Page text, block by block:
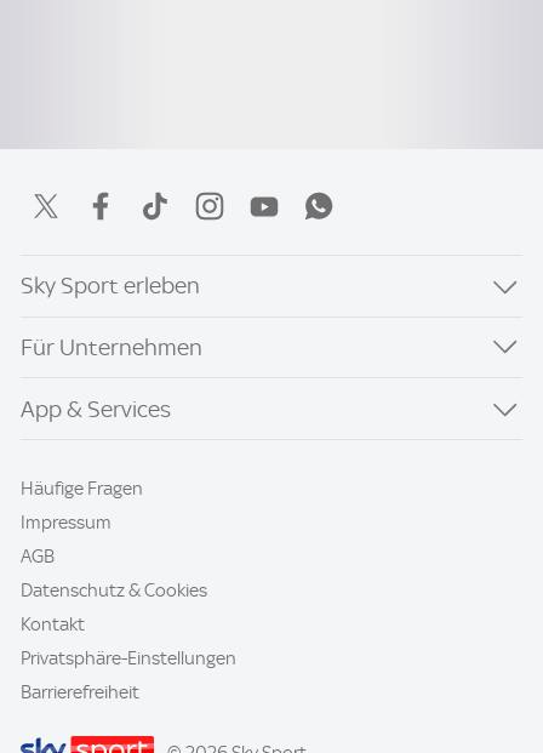
Sky Sport erleben
Für Unternehmen
App & Services
Häufige Fragen
Impressum
AGB
Datenschutz & Cookies
Kontakt
Privatsphäre-Einstellungen
Barrierefreiheit